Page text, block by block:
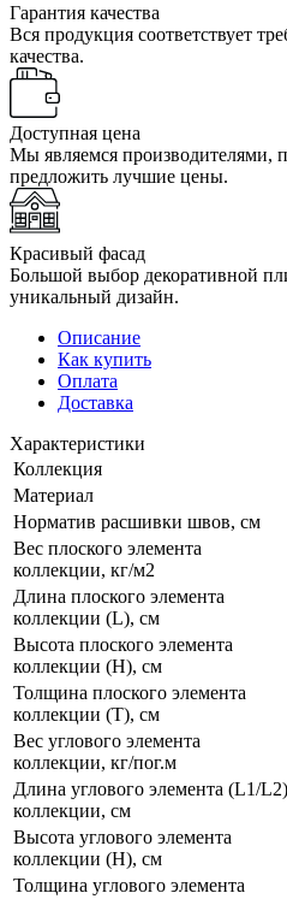
Гарантия качества
Вся продукция соответствует
качества.
Доступная цена
Мы являемся производителями,
предложить лучшие цены.
Красивый фасад
Большой выбор декоративной
уникальный дизайн.
Описание
Как купить
Оплата
Доставка
Характеристики
Коллекция
Материал
Норматив расшивки швов, см
Вес плоского элемента
коллекции, кг/м2
Длина плоского элемента
коллекции (L), см
Высота плоского элемента
коллекции (H), см
Толщина плоского элемента
коллекции (T), см
Вес углового элемента
коллекции, кг/пог.м
Длина углового элемента (L1/L2)
коллекции, см
Высота углового элемента
коллекции (H), см
Толщина углового элемента